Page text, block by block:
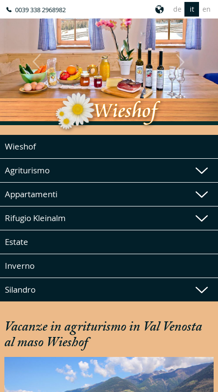
0039 338 2968982 de it en
Wieshof
Agriturismo
Appartamenti
Rifugio Kleinalm
Estate
Inverno
Silandro
Vacanze in agriturismo in Val Venosta
al maso Wieshof